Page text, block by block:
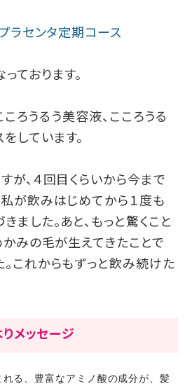
ラセンタ定期コース
ております。
ろうるう美容液、こころうる
しています。
が、４回目くらいから今まで
が飲みはじめてから１度も
ました。あと、もっと驚くこと
かみの毛が生えてきたことで
。これからもずっと飲み続けた
メッセージ
る、豊富なアミノ酸の成分が、髪